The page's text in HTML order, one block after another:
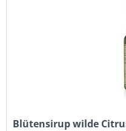
Blütensirup wilde